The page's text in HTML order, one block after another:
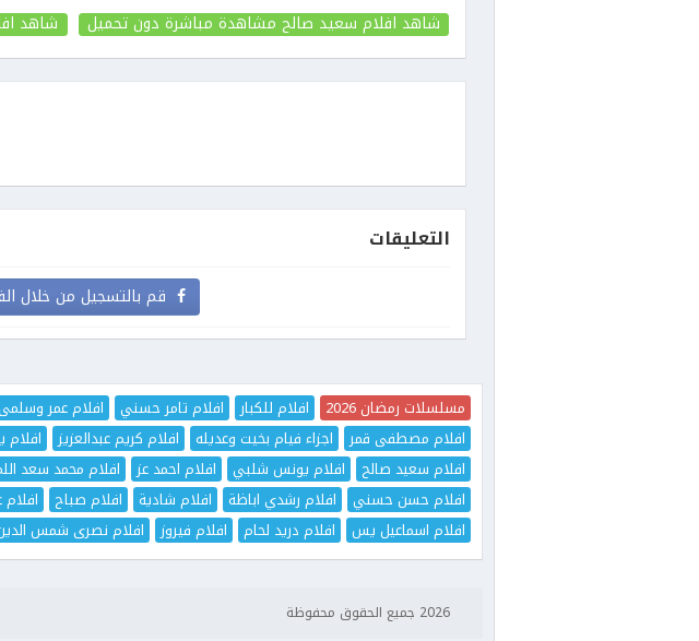
شاهد افلام سعيد صالح مشاهدة مباشرة دون تحميل
شاهد
التعليقات
قم بالتسجيل من خلال
مسلسلات رمضان 2026 افلام للكبار افلام تامر حسني افلام عمر
افلام مصطفى قمر
اجزاء فيام بخيت وعديله افلام كريم عبدالعزيز افلام
افلام سعيد صالح
افلام يونس شلبي افلام احمد عز افلام محمد سعد
افلام حسن حسني
افلام رشدي اباظة افلام شادية افلام صباح
افلام اسماعيل يس
افلام دريد لحام افلام فيروز افلام نصرى شمس
2026 جميع الحقوق محفوظة